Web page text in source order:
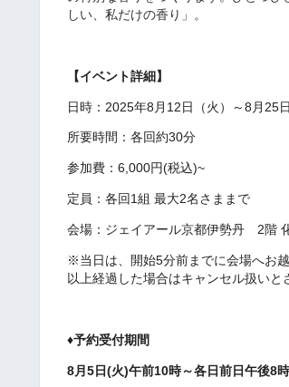
しい、私だけの香り」。
【イベント詳細】
日時：2025年8月12日（火）～8月25
所要時間：各回約30分
参加費：6,000円(税込)~
定員：各回1組 最大2名さままで
会場：ジェイアール京都伊勢丹 2階
※当日は、開始5分前までに会場へお
以上経過した場合はキャンセル扱いと
♦予約受付期間
8月5日(火)午前10時～各日前日午後